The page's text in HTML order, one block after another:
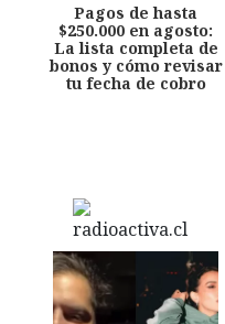
Pagos de hasta
$250.000 en agosto:
La lista completa de
bonos y cómo revisar
tu fecha de cobro